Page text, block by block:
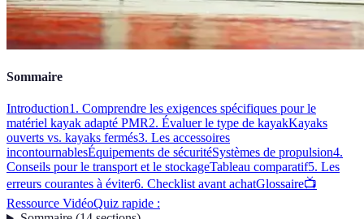
Sommaire
Introduction1. Comprendre les exigences spécifiques pour le
matériel kayak adapté PMR2. Évaluer le type de kayakKayaks
ouverts vs. kayaks fermés3. Les accessoires
incontournablesÉquipements de sécuritéSystèmes de propulsion4.
Conseils pour le transport et le stockageTableau comparatif5. Les
erreurs courantes à éviter6. Checklist avant achatGlossaire📺
Ressource VidéoQuiz rapide :